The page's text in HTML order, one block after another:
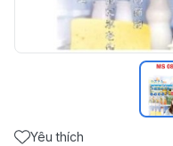
Yêu thích